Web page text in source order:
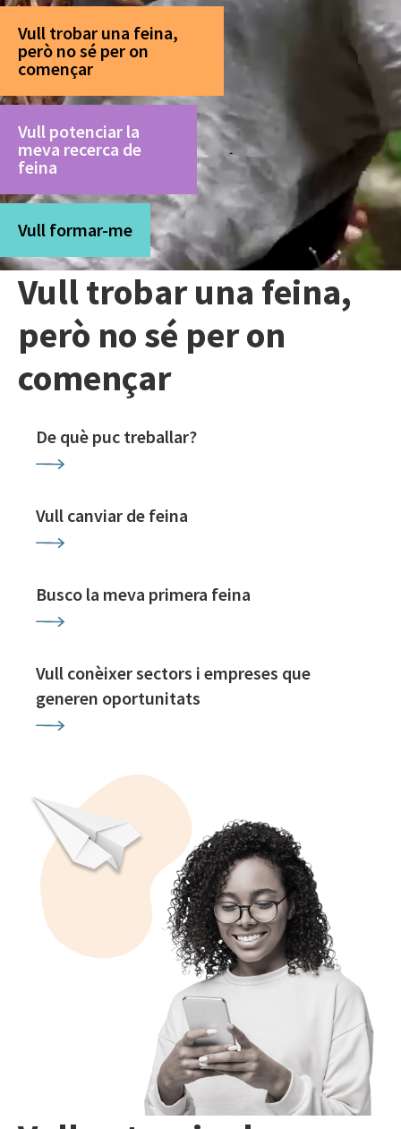
Vull trobar una feina,
però no sé per on
començar
Vull potenciar la
meva recerca de
feina
Vull formar-me
Vull trobar una feina,
però no sé per on
començar
De què puc treballar?
Vull canviar de feina
Busco la meva primera feina
Vull conèixer sectors i empreses que
generen oportunitats